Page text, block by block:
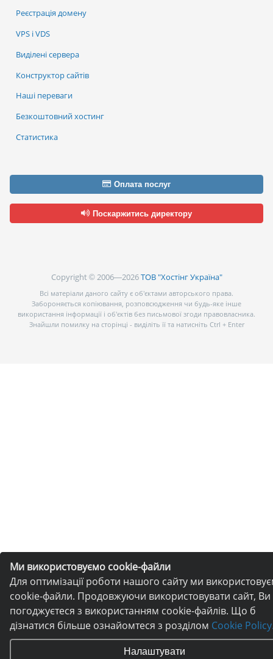
Ми використовуємо cookie-файли
Для оптимізації роботи нашого сайту ми
cookie-файли. Продовжуючи використовувати сайт, Ви
погоджуєтеся з використанням cookie-файлів. Що б
дізнатися більше ознайомтеся з розділом Cookie
Налаштувати
Реєстрація домену
VPS і VDS
Виділені сервера
Конструктор сайтів
Наші переваги
Безкоштовний хостинг
Статистика
Оплата послуг
Поскаржитись директору
Copyright © 2006—2026ТОВ "Хостінг Україна"
Всі матеріали даного сайту є об’єктами авторського права.
Забороняється копіювання, розповсюдження чи будь-яке інше
використання інформації і об’єктів без письмової згоди правовласника.
Знайшли помилку на сторінці - виділіть її та натисніть Ctrl + Enter